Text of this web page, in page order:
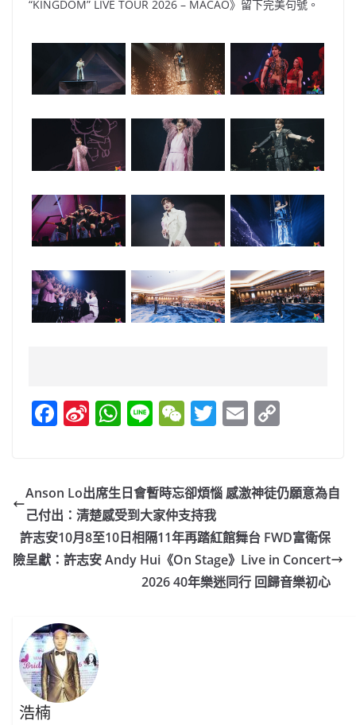
“KINGDOM” LIVE TOUR 2026 – MACAO》留下完美句號。
F
e
b
o
o
Si
W
ei
b
o
W
s
A
p
p
Li W
h
at
T
er
E
l y
n
k
Anson Lo出席生日會暫時忘卻煩惱 感激神徒仍願意為自
己付出：清楚感受到大家仲支持我
許志安10月8至10日相隔11年再踏紅館舞台 FWD富衛保
險呈獻：許志安 Andy Hui《On Stage》Live in Concert
2026 40年樂迷同行 回歸音樂初心
浩楠